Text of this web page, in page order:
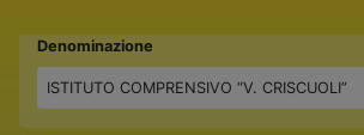
Denominazione
ISTITUTO COMPRENSIVO “V. CRISCUOLI”